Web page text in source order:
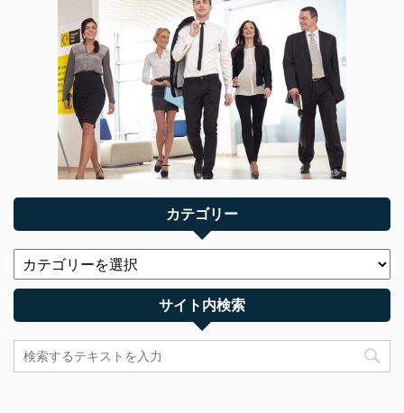
カテゴリー
サイト内検索